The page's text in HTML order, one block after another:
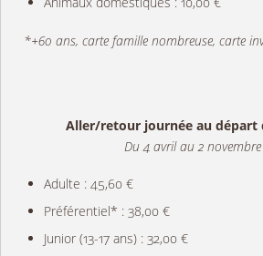
*+60 ans, carte famille nombreuse, carte
Aller/retour journée au départ
Du 4 avril au 2 novembre
Adulte : 45,60 €
Préférentiel* : 38,00 €
Junior (13-17 ans) : 32,00 €